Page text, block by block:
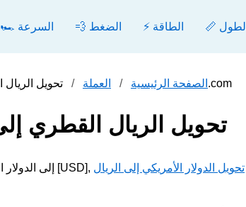
🏎️ السرعة 💨 الضغط ⚡ الطاقة 📏 الطول
الصفحة الرئيسية العملة تحويل الريال القطري إلى الدولار الأمريكي - محول.com
تحويل الريال القطري
تحويل الدولار الأمريكي إلى الريال